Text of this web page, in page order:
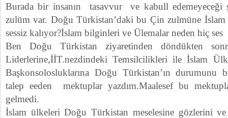
Burada bir insanın tasavvur ve kabull edemeyeceği
zulüm var. Doğu Türkistan’daki bu Çin zulmüne
sessiz kalıyor?İslam bilginleri ve Ülemalar neden hiç ses
Ben Doğu Türkistan ziyaretinden döndükten
Liderlerine,İİT.nezdindeki Temsilcilikleri ile İslam
Başkonsolosluklarına Doğu Türkistan’ın durumunu
talep eeden mektuplar yazdım.Maalesef bu
gelmedi.
İslam ülkeleri Doğu Türkistan meselesine gözlerini ve